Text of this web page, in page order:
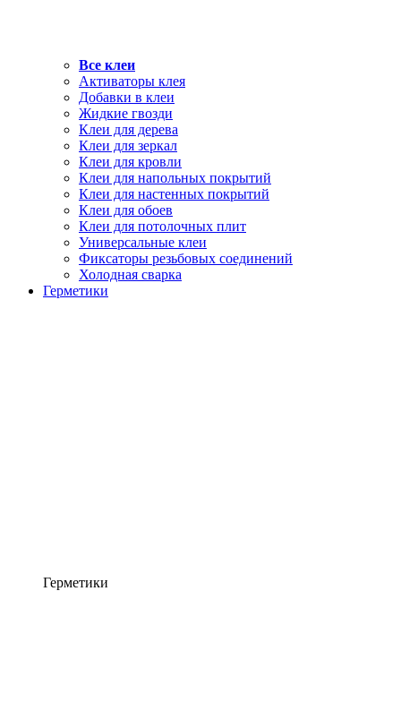
Все клеи
Активаторы клея
Добавки в клеи
Жидкие гвозди
Клеи для дерева
Клеи для зеркал
Клеи для кровли
Клеи для напольных покрытий
Клеи для настенных покрытий
Клеи для обоев
Клеи для потолочных плит
Универсальные клеи
Фиксаторы резьбовых соединений
Холодная сварка
Герметики
Герметики